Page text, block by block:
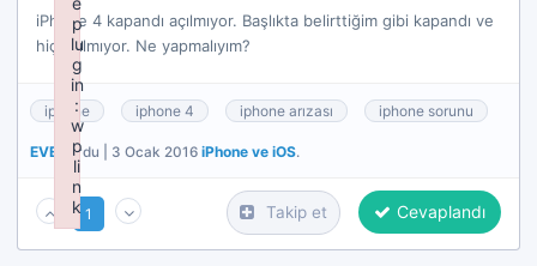
iPhone 4 kapandı açılmıyor. Başlıkta belirttiğim gibi kapandı ve
hiç açılmıyor. Ne yapmalıyım?
iphone iphone 4 iphone arızası iphone sorunu
EVE sordu | 3 Ocak 2016 iPhone ve iOS.
1 Cevaplandı
Takip et
p
lu
g
in
:
w
p
li
n
k
Failed to initialize plugin: wplink